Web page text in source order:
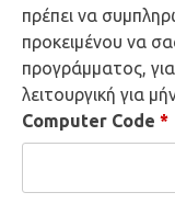
πρέπει να
προκειμένου να
προγράμματος,
λειτουργική για
Computer Code *